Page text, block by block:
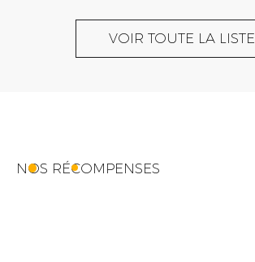
VOIR TOUTE LA LISTE
NOS RÉCOMPENSES